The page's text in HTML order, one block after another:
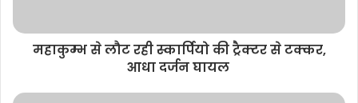
महाकुम्भ से लौट रही स्कार्पियो की ट्रैक्टर से टक्कर,
आधा दर्जन घायल